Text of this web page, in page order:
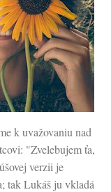
k uvažovaniu nad
"Zvelebujem ťa,
verzii je
tak Lukáš ju vkladá